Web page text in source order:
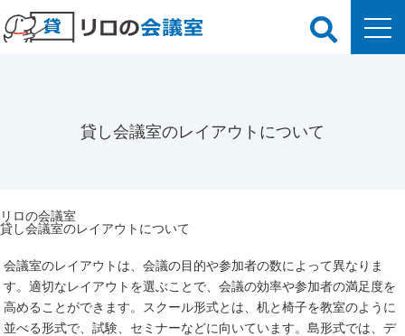
貸し会議室のレイアウトについて
リロの会議室
貸し会議室のレイアウトについて
会議室のレイアウトは、会議の目的や参加者の数によって異なりま
す。適切なレイアウトを選ぶことで、会議の効率や参加者の満足度を
高めることができます。スクール形式とは、机と椅子を教室のように
並べる形式で、試験、セミナーなどに向いています。島形式では、デ